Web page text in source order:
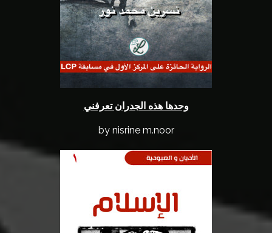
وحدها هذه الجدران تعرفني
by nisrine m.noor